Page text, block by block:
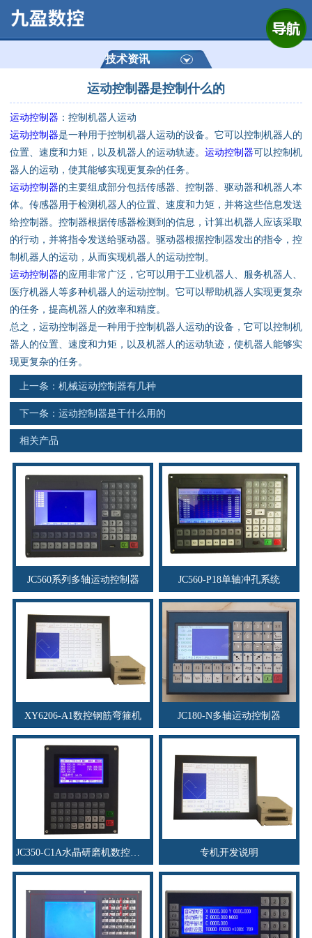
公司简介
产品展示
运动控制器
定制数控系统
技术资讯
公司动态
产品应用
联系电话
s
技术资讯
运动控制器是控制什么的
运动控制器 ：控制机器人运动
运动控制器是一种用于控制机器人运动的设备。它可以控制机器人的
位置、速度和力矩，以及机器人的运动轨迹。 运动控制器可以控制机
器人的运动，使其能够实现更复杂的任务。
运动控制器的主要组成部分包括传感器、控制器、驱动器和机器人本
体。传感器用于检测机器人的位置、速度和力矩，并将这些信息发送
给控制器。控制器根据传感器检测到的信息，计算出机器人应该采取
的行动，并将指令发送给驱动器。驱动器根据控制器发出的指令，控
制机器人的运动，从而实现机器人的运动控制。
运动控制器的应用非常广泛，它可以用于工业机器人、服务机器人、
医疗机器人等多种机器人的运动控制。它可以帮助机器人实现更复杂
的任务，提高机器人的效率和精度。
总之，运动控制器是一种用于控制机器人运动的设备，它可以控制机
器人的位置、速度和力矩，以及机器人的运动轨迹，使机器人能够实
现更复杂的任务。
上一条： 机械运动控制器有几种
下一条： 运动控制器是干什么用的
相关产品
JC560系列多轴运动控制器 JC560-P18单轴冲孔系统
XY6206-A1数控钢筋弯箍机 JC180-N多轴运动控制器
专机开发说明